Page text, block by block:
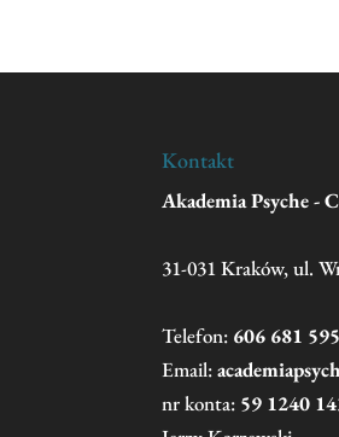
Kontakt
Akademia Psyche -
31-031 Kraków, ul.
Telefon: 606 681 595
Email:
nr konta: 59 1240